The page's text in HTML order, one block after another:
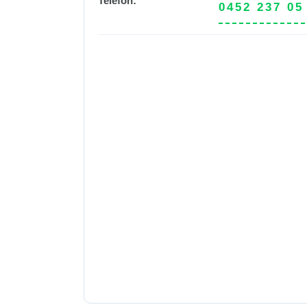
0452 237 05